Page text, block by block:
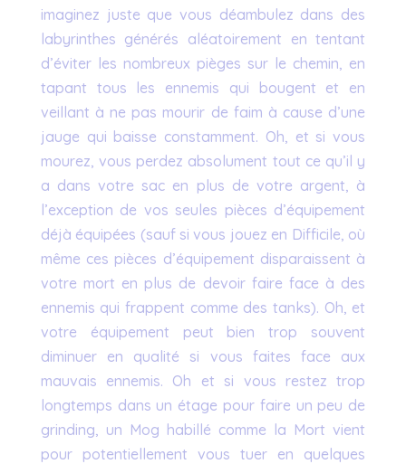
imaginez juste que vous déambulez dans des
labyrinthes générés aléatoirement en tentant
d’éviter les nombreux pièges sur le chemin, en
tapant tous les ennemis qui bougent et en
veillant à ne pas mourir de faim à cause d’une
jauge qui baisse constamment. Oh, et si vous
mourez, vous perdez absolument tout ce qu’il y
a dans votre sac en plus de votre argent, à
l’exception de vos seules pièces d’équipement
déjà équipées (sauf si vous jouez en Difficile, où
même ces pièces d’équipement disparaissent à
votre mort en plus de devoir faire face à des
ennemis qui frappent comme des tanks). Oh, et
votre équipement peut bien trop souvent
diminuer en qualité si vous faites face aux
mauvais ennemis. Oh et si vous restez trop
longtemps dans un étage pour faire un peu de
grinding, un Mog habillé comme la Mort vient
pour potentiellement vous tuer en quelques